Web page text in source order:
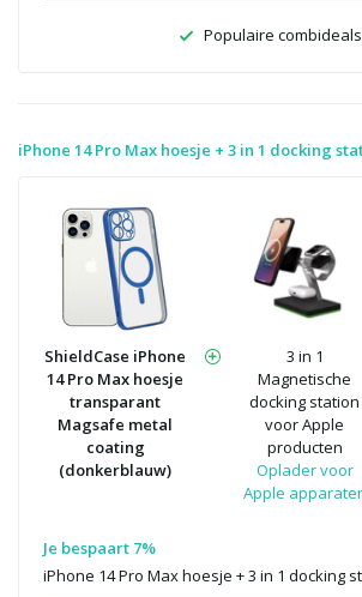
Populaire combideals
iPhone 14 Pro Max hoesje + 3 in 1 docking
ShieldCase iPhone
14 Pro Max hoesje
transparant
Magsafe metal
coating
(donkerblauw)
3 in 1
Magnetische
docking station
voor Apple
producten
Oplader voor
Apple
Je bespaart 7%
iPhone 14 Pro Max hoesje + 3 in 1 docking